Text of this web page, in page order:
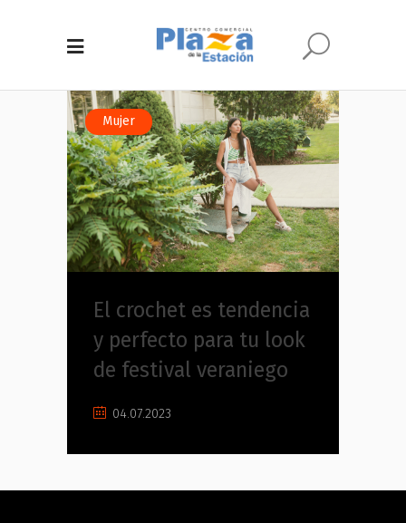
Mujer
El crochet es tendencia
y perfecto para tu look
de festival veraniego
04.07.2023